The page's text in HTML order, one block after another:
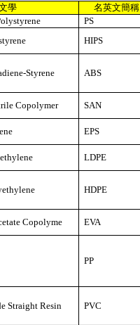
學 名英文簡稱
PS
HIPS
Styrene ABS
Copolymer SAN
EPS
LDPE
HDPE
Copolyme EVA
PP
Straight Resin PVC